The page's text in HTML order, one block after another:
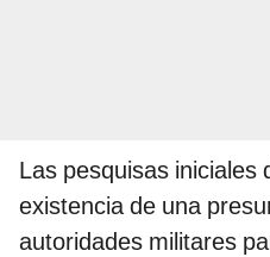
Las pesquisas iniciales
existencia de una
autoridades militares